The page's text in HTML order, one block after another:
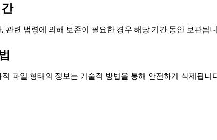
관련 법령에 의해 보존이 필요한 경우 해당 기간 동안 보관됩
파일 형태의 정보는 기술적 방법을 통해 안전하게 삭제됩니